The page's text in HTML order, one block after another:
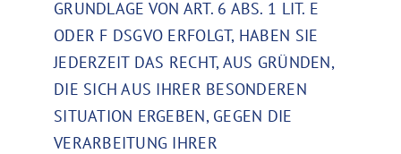
GRUNDLAGE VON ART. 6 ABS. 1 LIT. E
ODER F DSGVO ERFOLGT, HABEN SIE
JEDERZEIT DAS RECHT, AUS GRÜNDEN,
DIE SICH AUS IHRER BESONDEREN
SITUATION ERGEBEN, GEGEN DIE
VERARBEITUNG IHRER